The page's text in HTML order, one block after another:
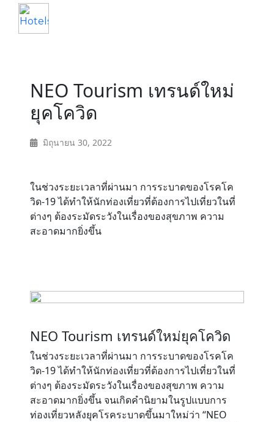
About
Marketing
Accounting
Contact
NEO Tourism เทรนด์ใหม่
ยุคโควิด
มิถุนายน 30, 2022
ในช่วงระยะเวลาที่ผ่านมา การระบาดของโรคโค
วิด-19 ได้ทำให้นักท่องเที่ยวที่ต้องการไปเที่ยวในที่
ต่างๆ ต้องระมัดระวังในเรื่องของสุขภาพ ความ
สะอาดมากยิ่งขึ้น
NEO Tourism เทรนด์ใหม่ยุคโควิด
ในช่วงระยะเวลาที่ผ่านมา การระบาดของโรคโค
วิด-19 ได้ทำให้นักท่องเที่ยวที่ต้องการไปเที่ยวในที่
ต่างๆ ต้องระมัดระวังในเรื่องของสุขภาพ ความ
สะอาดมากยิ่งขึ้น จนเกิดคำนิยามในรูปแบบการ
ท่องเที่ยวหลังยุคโรคระบาดขึ้นมาใหม่ว่า “NEO